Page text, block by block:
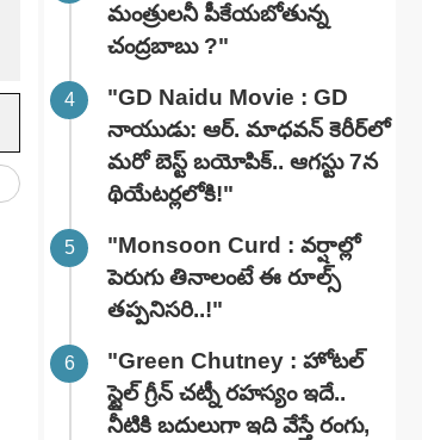
మంత్రులనీ పీకేయబోతున్న
చంద్రబాబు ?"
"GD Naidu Movie : GD
నాయుడు: ఆర్. మాధవన్‌ కెరీర్‌లో
మరో బెస్ట్ బయోపిక్.. ఆగస్టు 7న
థియేటర్లలోకి!"
"Monsoon Curd : వర్షాల్లో
పెరుగు తినాలంటే ఈ రూల్స్
తప్పనిసరి..!"
"Green Chutney : హోటల్
స్టైల్ గ్రీన్ చట్నీ రహస్యం ఇదే..
నీటికి బదులుగా ఇది వేస్తే రంగు,